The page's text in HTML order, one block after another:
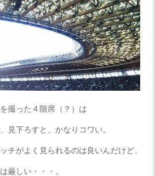
撮った４階席（？）は
見下ろすと、かなりコワい。
チがよく見られるのは良いんだけど、
厳しい・・・。